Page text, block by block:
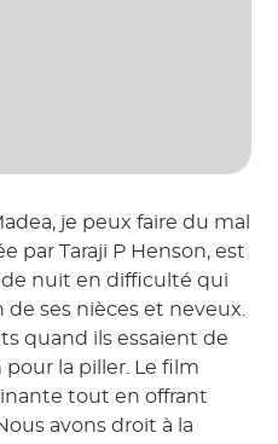
je peux faire du mal
par Taraji P Henson, est
nuit en difficulté qui
ses nièces et neveux.
quand ils essaient de
la piller. Le film
tout en offrant
avons droit à la